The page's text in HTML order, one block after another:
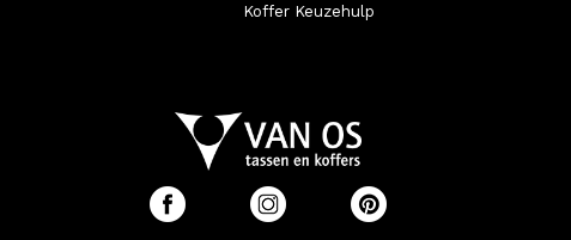
Koffer Keuzehulp